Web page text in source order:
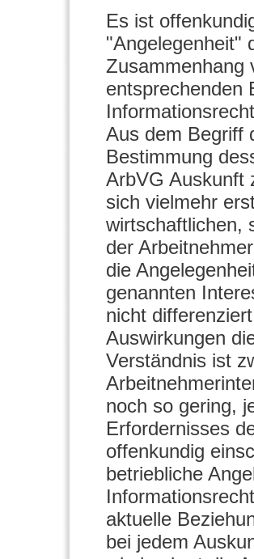
Es ist
"Angelegenheit"
Zusammenhang
entsprechenden
Aus dem Begriff
Bestimmung
ArbVG Auskunft
sich vielmehr
wirtschaftlichen,
der
die
genannten
nicht
Auswirkungen
Verständnis ist
noch so gering,
Erfordernisses
offenkundig
betriebliche
aktuelle
bei jedem